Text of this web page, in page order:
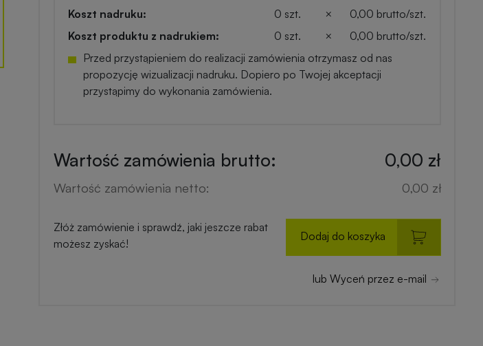
Koszt nadruku:
0 szt. ×
0,00 brutto/szt.
Koszt produktu z nadrukiem:
0 szt. ×
0,00 brutto/szt.
Przed przystąpieniem do realizacji zamówienia otrzymasz od nas
propozycję wizualizacji nadruku. Dopiero po Twojej akceptacji
przystąpimy do wykonania zamówienia.
Wartość zamówienia brutto: 0,00 zł
Wartość zamówienia netto: 0,00 zł
Złóż zamówienie i sprawdź, jaki jeszcze rabat
możesz zyskać!
Dodaj do koszyka
lub Wyceń przez e-mail